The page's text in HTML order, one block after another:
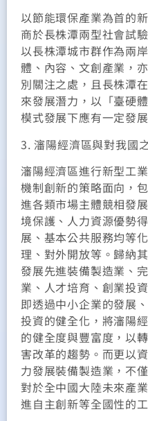
以節能環保產業為首的
商於長株潭兩型社會試
以長株潭城市群作為兩
體、內容、文創產業，
別關注之處，且長株潭
來發展潛力，以「臺硬
模式發展下應有一定發
3. 瀋陽經濟區與對我國
瀋陽經濟區進行新型工
機制創新的策略面向，
進各類市場主體競相發
境保護、人力資源優勢
展、基本公共服務均等
理、對外開放等。歸納
發展先進裝備製造業、
業、人才培育、創業投
即透過中小企業的發展
投資的健全化，將瀋陽
的健全度與豐富度，以
害改革的趨勢。而更以
力發展裝備製造業，不
對於全中國大陸未來產
進自主創新等全國性的